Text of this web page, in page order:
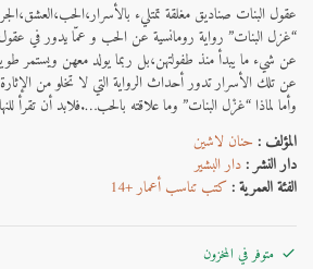
عقول البنات صناديق مغلقة تمتليء
“غزل البنات” رواية رومانسية عن الحب و عمّا يدور في
عن شيء ما يبدأ منذ طفولتهن،بل ربما يولد معهن ويستمر
عن تلك الأسرار تدور أحداث الرواية التي لا تخلو من
وأما لماذا “غزْل البنات” وما علاقته بالحب….فلابد أن تقرأ
المؤلف :حنان ﻻشين
دار النشر :دار البشير
الفئة العمرية :كتب تناسب أعمار +14
متوفر في المخزون